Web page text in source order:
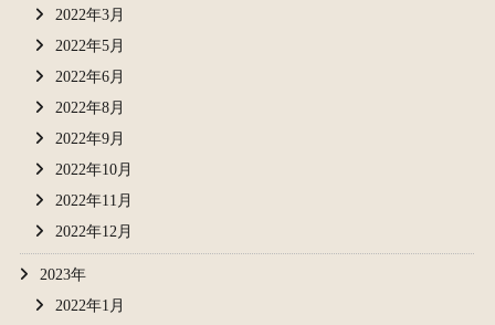
2022年3月
2022年5月
2022年6月
2022年8月
2022年9月
2022年10月
2022年11月
2022年12月
2023年
2022年1月